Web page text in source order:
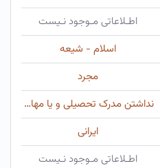
اطـلاعاتی مـوجود نـیست
اسلام - شیعه
مجرد
نداشتن مدرک تحصیلی و یا مهارت فنی
ایرانی
اطـلاعاتی مـوجود نـیست